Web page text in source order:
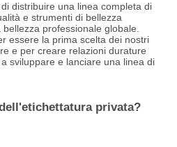
distribuire una linea completa di
e strumenti di bellezza
professionale globale.
essere la prima scelta dei nostri
e per creare relazioni durature
sviluppare e lanciare una linea di
privata?